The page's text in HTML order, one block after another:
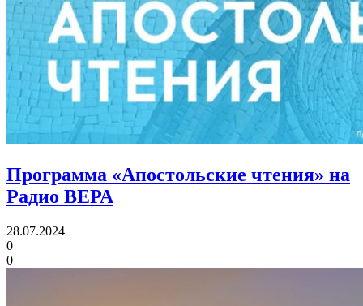
Программа «Апостольские чтения» на
Радио ВЕРА
28.07.2024
0
0